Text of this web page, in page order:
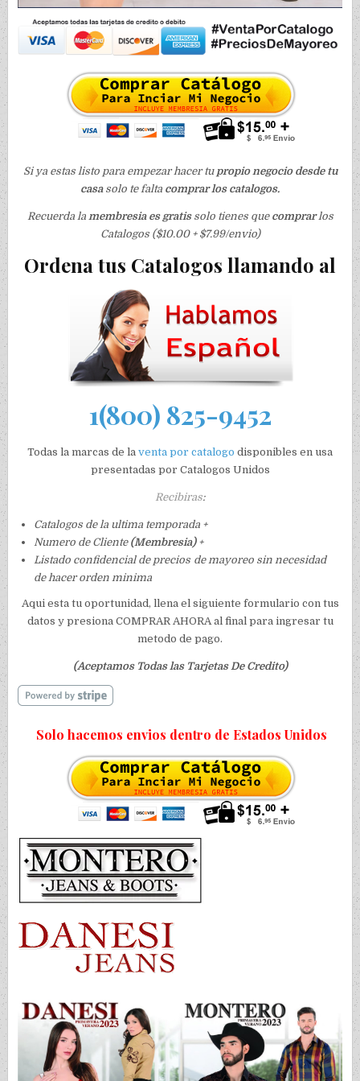
Si ya estas listo para empezar hacer tu propio negocio desde tu
casasolo te falta comprar los catalogos.
Recuerda la membresia es gratissolo tienes que comprarlos
Catalogos ($10.00 + $7.99/envio)
Ordena tus Catalogos llamando al
1(800) 825-9452
Todas la marcas de la venta por catalogo disponibles en usa
presentadas por Catalogos Unidos
Recibiras:
Catalogos de la ultima temporada +
Numero de Cliente (Membresia)+
Listado confidencial de precios de mayoreo sin necesidad
de hacer orden minima
Aqui esta tu oportunidad, llena el siguiente formulario con tus
datos y presiona COMPRAR AHORA al final para ingresar tu
metodo de pago.
(Aceptamos Todas las Tarjetas De Credito)
Solo hacemos envios dentro de Estados Unidos